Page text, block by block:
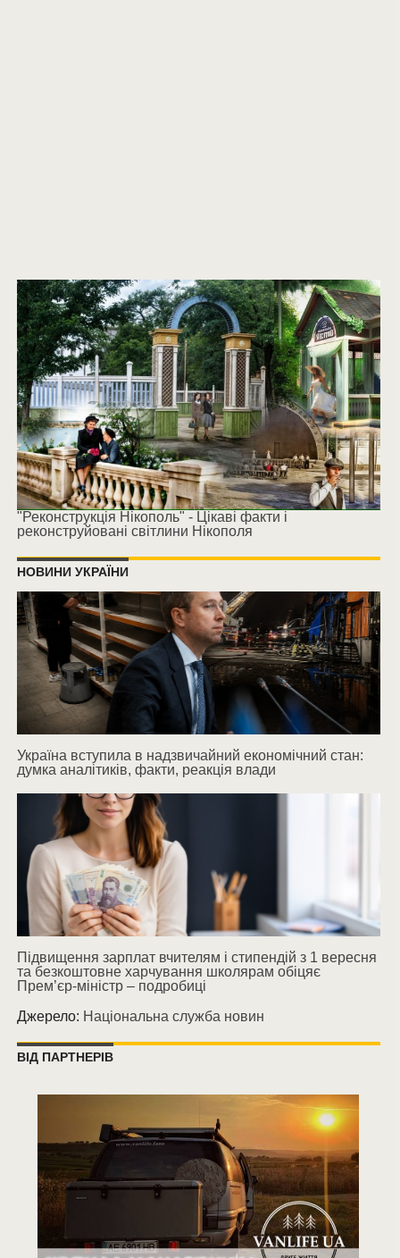
"Реконструкція Нікополь" - Цікаві факти і
реконструйовані світлини Нікополя
НОВИНИ УКРАЇНИ
Україна вступила в надзвичайний економічний стан:
думка аналітиків, факти, реакція влади
Підвищення зарплат вчителям і стипендій з 1 вересня
та безкоштовне харчування школярам обіцяє
Прем’єр-міністр – подробиці
Джерело: Національна служба новин
ВІД ПАРТНЕРІВ